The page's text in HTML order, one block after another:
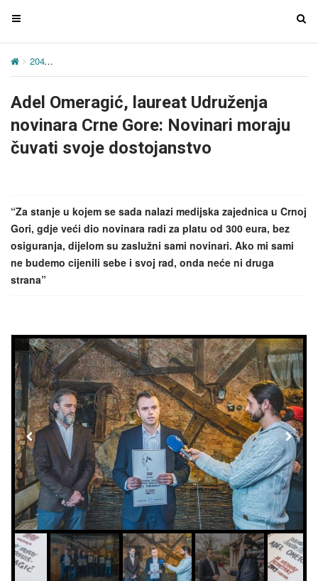
T
g
e
n
v
a
t
T
204
Adel Omeragić, laureat Udruženja
novinara Crne Gore: Novinari moraju
čuvati svoje dostojanstvo
“Za stanje u kojem se sada nalazi medijska zajednica u Crnoj
Gori, gdje veći dio novinara radi za platu od 300 eura, bez
osiguranja, dijelom su zaslužni sami novinari. Ako mi sami
ne budemo cijenili sebe i svoj rad, onda neće ni druga
strana”